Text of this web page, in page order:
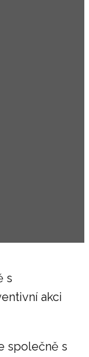
s
akci
společně s